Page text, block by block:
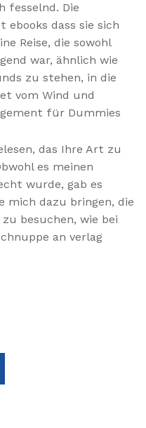
fesselnd. Die
ebooks dass sie sich
Reise, die sowohl
war, ähnlich wie
zu stehen, in die
vom Wind und
für Dummies
das Ihre Art zu
es meinen
wurde, gab es
mich dazu bringen, die
besuchen, wie bei
an verlag